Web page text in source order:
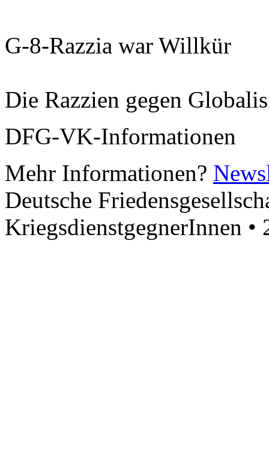
G-8-Razzia war Willkür
Die Razzien gegen
DFG-VK-Informationen
Mehr Informationen?
Deutsche
KriegsdienstgegnerInnen •